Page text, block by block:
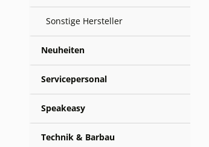
Sonstige Hersteller
Neuheiten
Servicepersonal
Speakeasy
Technik & Barbau